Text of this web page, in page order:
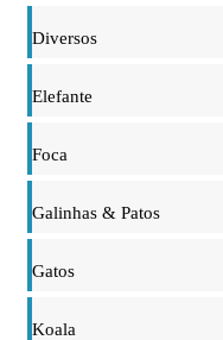
Diversos
Elefante
Foca
Galinhas & Patos
Gatos
Koala